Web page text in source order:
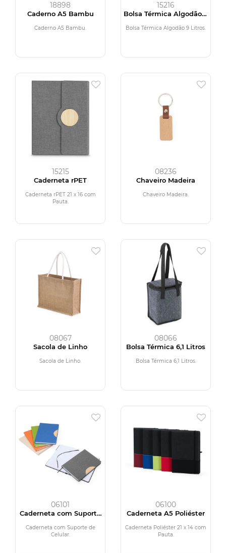
18898
Caderno A5 Bambu
Caderno A5 Bambu.
15216
Bolsa Térmica Algodão 9
Bolsa Térmica Algodão 9 Litros.
15215
Caderneta rPET
Caderneta rPET 21 x 16 com
Pauta.
08236
Chaveiro Madeira
Chaveiro Madeira.
08067
Sacola de Linho
Sacola de Linho.
08066
Bolsa Térmica 6,1 Litros
Bolsa Térmica 6,1 Litros.
06101
Caderneta com Suporte
Caderneta com Suporte de
Celular.
06100
Caderneta A5 Poliéster
Caderneta Poliéster 21 x 14 com
Pauta.